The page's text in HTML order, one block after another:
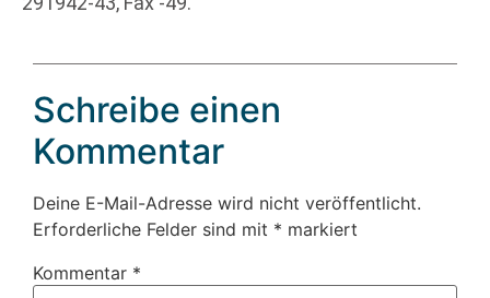
Schreibe einen
Kommentar
Deine E-Mail-Adresse wird nicht veröffentlicht.
Erforderliche Felder sind mit * markiert
Kommentar *